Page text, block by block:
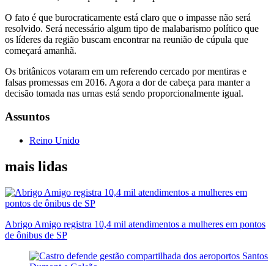
O fato é que burocraticamente está claro que o impasse não será
resolvido. Será necessário algum tipo de malabarismo político que
os líderes da região buscam encontrar na reunião de cúpula que
começará amanhã.
Os britânicos votaram em um referendo cercado por mentiras e
falsas promessas em 2016. Agora a dor de cabeça para manter a
decisão tomada nas urnas está sendo proporcionalmente igual.
Assuntos
Reino Unido
mais lidas
Abrigo Amigo registra 10,4 mil atendimentos a mulheres em pontos
de ônibus de SP